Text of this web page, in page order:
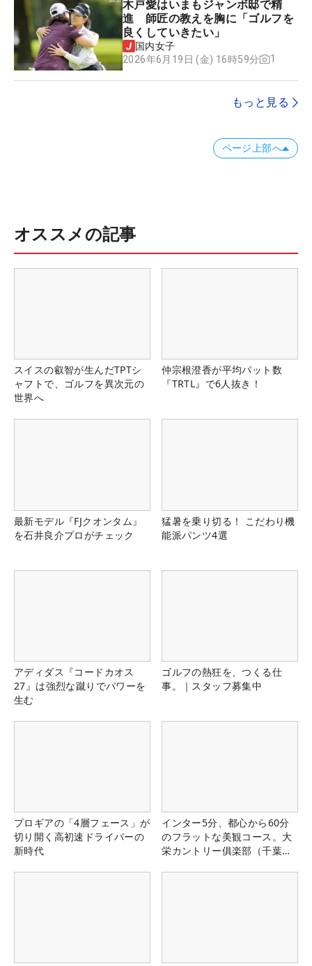
木戸愛はいまもジャンボ邸で精
進 師匠の教えを胸に「ゴルフを
良くしていきたい」
国内女子
2026年6月19日 (金) 16時59分
1
もっと見る
ページ上部へ
オススメの記事
スイスの叡智が生んだTPTシ
ャフトで、ゴルフを異次元の
世界へ
仲宗根澄香が平均パット数
『TRTL』で6人抜き！
最新モデル『FJクオンタム』
を石井良介プロがチェック
猛暑を乗り切る！ こだわり機
能派パンツ4選
アディダス『コードカオス
27』は強烈な蹴りでパワーを
生む
ゴルフの熱狂を、つくる仕
事。｜スタッフ募集中
プロギアの「4層フェース」が
切り開く高初速ドライバーの
新時代
インター5分、都心から60分
のフラットな美観コース。大
栄カントリー俱楽部（千葉